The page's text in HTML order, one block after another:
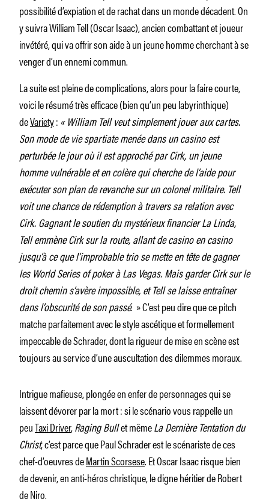
possibilité d’expiation et de rachat dans un monde décadent. On
y suivra William Tell (Oscar Isaac), ancien combattant et joueur
invétéré, qui va offrir son aide à un jeune homme cherchant à se
venger d’un ennemi commun.
La suite est pleine de complications, alors pour la faire courte,
voici le résumé très efficace (bien qu’un peu labyrinthique)
deVariety: « William Tell veut simplement jouer aux cartes.
Son mode de vie spartiate menée dans un casino est
perturbée le jour où il est approché par Cirk, un jeune
homme vulnérable et en colère qui cherche de l’aide pour
exécuter son plan de revanche sur un colonel militaire. Tell
voit une chance de rédemption à travers sa relation avec
Cirk. Gagnant le soutien du mystérieux financier La Linda,
Tell emmène Cirk sur la route, allant de casino en casino
jusqu’à ce que l’improbable trio se mette en tête de gagner
les World Series of poker à Las Vegas. Mais garder Cirk sur le
droit chemin s’avère impossible, et Tell se laisse entraîner
dans l’obscurité de son passé. » C’est peu dire que ce pitch
matche parfaitement avec le style ascétique et formellement
impeccable de Schrader, dont la rigueur de mise en scène est
toujours au service d’une auscultation des dilemmes moraux.
Intrigue mafieuse, plongée en enfer de personnages qui se
laissent dévorer par la mort : si le scénario vous rappelle un
peuTaxi Driver,Raging Bullet mêmeLa Dernière Tentation du
Christ, c’est parce que Paul Schrader est le scénariste de ces
chef-d’oeuvres deMartin Scorsese. Et Oscar Isaac risque bien
de devenir, en anti-héros christique, le digne héritier de Robert
de Niro.